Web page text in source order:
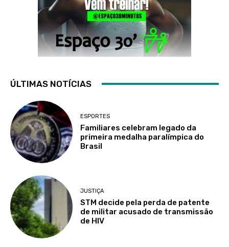
ÚLTIMAS NOTÍCIAS
ESPORTES
Familiares celebram legado da
primeira medalha paralímpica do
Brasil
JUSTIÇA
STM decide pela perda de patente
de militar acusado de transmissão
de HIV